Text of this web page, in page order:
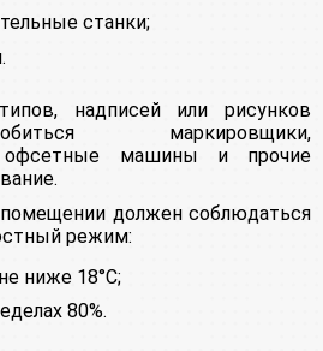
станки;
надписей или рисунков
маркировщики,
офсетные машины и прочие
должен соблюдаться
режим:
ниже 18°С;
80%.